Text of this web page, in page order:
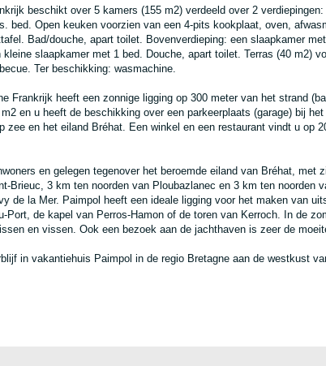
beschikt over 5 kamers (155 m2) verdeeld over 2
bed. Open keuken voorzien van een 4-pits kookplaat, oven,
Bad/douche, apart toilet. Bovenverdieping: een slaapkamer
slaapkamer met 1 bed. Douche, apart toilet. Terras (40 m2)
Ter beschikking: wasmachine.
Frankrijk heeft een zonnige ligging op 300 meter van het strand
en u heeft de beschikking over een parkeerplaats (garage) bij
zee en het eiland Bréhat. Een winkel en een restaurant vindt u op
en gelegen tegenover het beroemde eiland van Bréhat, met
Brieuc, 3 km ten noorden van Ploubazlanec en 3 km ten noorden
de la Mer. Paimpol heeft een ideale ligging voor het maken van
Port, de kapel van Perros-Hamon of de toren van Kerroch. In de
en vissen. Ook een bezoek aan de jachthaven is zeer de
in vakantiehuis Paimpol in de regio Bretagne aan de westkust